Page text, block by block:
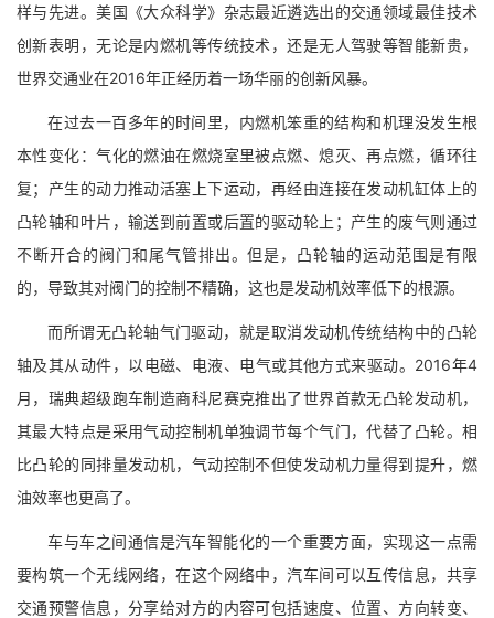
样与先进。美国《大众科学》杂志最近遴选出的交通领域最佳技术
创新表明，无论是内燃机等传统技术，还是无人驾驶等智能新贵，
世界交通业在2016年正经历着一场华丽的创新风暴。
在过去一百多年的时间里，内燃机笨重的结构和机理没发生根
本性变化：气化的燃油在燃烧室里被点燃、熄灭、再点燃，循环往
复；产生的动力推动活塞上下运动，再经由连接在发动机缸体上的
凸轮轴和叶片，输送到前置或后置的驱动轮上；产生的废气则通过
不断开合的阀门和尾气管排出。但是，凸轮轴的运动范围是有限
的，导致其对阀门的控制不精确，这也是发动机效率低下的根源。
而所谓无凸轮轴气门驱动，就是取消发动机传统结构中的凸轮
轴及其从动件，以电磁、电液、电气或其他方式来驱动。2016年4
月，瑞典超级跑车制造商科尼赛克推出了世界首款无凸轮发动机，
其最大特点是采用气动控制机单独调节每个气门，代替了凸轮。相
比凸轮的同排量发动机，气动控制不但使发动机力量得到提升，燃
油效率也更高了。
车与车之间通信是汽车智能化的一个重要方面，实现这一点需
要构筑一个无线网络，在这个网络中，汽车间可以互传信息，共享
交通预警信息，分享给对方的内容可包括速度、位置、方向转变、